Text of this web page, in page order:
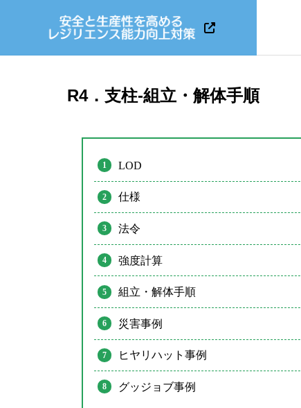
KATETOS
R4．支柱-組立・解体手順
LOD
仕様
法令
強度計算
組立・解体手順
災害事例
ヒヤリハット事例
グッジョブ事例